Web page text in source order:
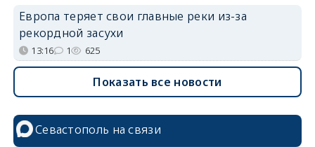
Европа теряет свои главные реки из-за
рекордной засухи
13:16 1 625
Показать все новости
Севастополь на связи